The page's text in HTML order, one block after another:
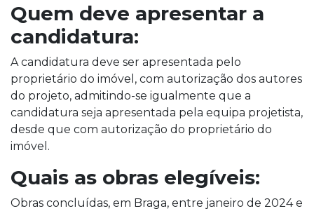
Quem deve apresentar a
candidatura:
A candidatura deve ser apresentada pelo
proprietário do imóvel, com autorização dos autores
do projeto, admitindo-se igualmente que a
candidatura seja apresentada pela equipa projetista,
desde que com autorização do proprietário do
imóvel.
Quais as obras elegíveis:
Obras concluídas, em Braga, entre janeiro de 2024 e